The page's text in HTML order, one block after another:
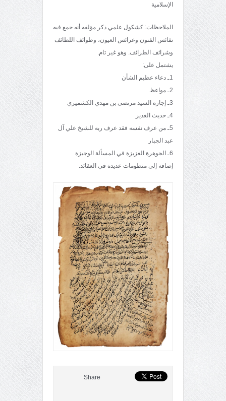
الإسلامية
الملاحظات: كشكول علمي ذكر مؤلفه أنه جمع فيه
نفائس الفنون وعرائس العيون، وطوائف اللطائف
وشرائف الطرائف. وهو غير تام.
يشتمل على:
1ـ دعاء عظيم الشأن
2ـ مواعظ
3ـ إجازة السيد مرتضى بن مهدي الكشميري
4ـ حديث الغدير
5ـ من عرف نفسه فقد عرف ربه للشيخ علي آل
عبد الجبار
6ـ الجوهرة العزيزة في المسألة الوجيزة
إضافة إلى منظومات عديدة في العقائد.
Share